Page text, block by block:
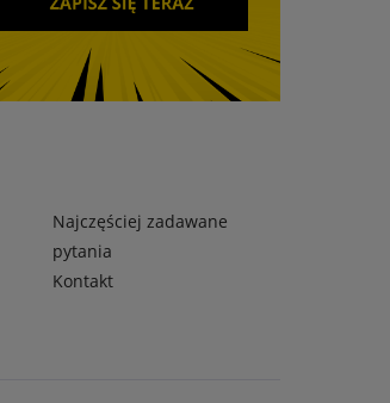
Najczęściej zadawane
pytania
Kontakt